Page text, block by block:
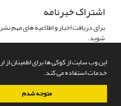
این وب سایت از کوکی ها برای اطمینان از
خدمات استفاده می کند.
متوجه شدم
اشتراک خبرنامه
برای دریافت اخبار و اطلاعیه های مهم
شوید.
سامانه مدیریت نشریات علمی.طراحی و